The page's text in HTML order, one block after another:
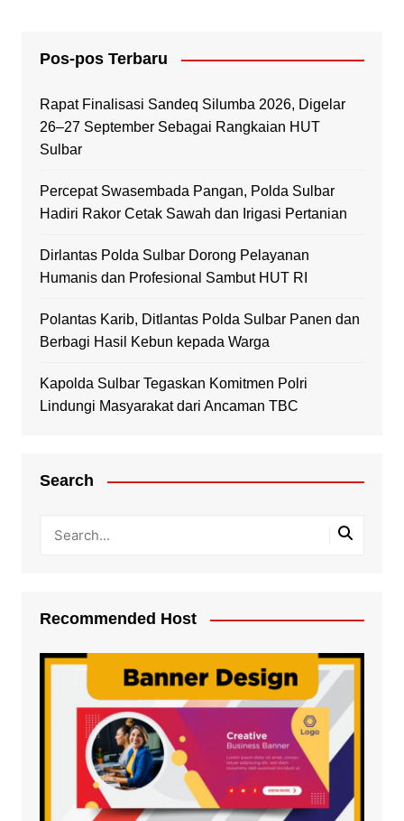
Pos-pos Terbaru
Rapat Finalisasi Sandeq Silumba 2026, Digelar
26–27 September Sebagai Rangkaian HUT
Sulbar
Percepat Swasembada Pangan, Polda Sulbar
Hadiri Rakor Cetak Sawah dan Irigasi Pertanian
Dirlantas Polda Sulbar Dorong Pelayanan
Humanis dan Profesional Sambut HUT RI
Polantas Karib, Ditlantas Polda Sulbar Panen dan
Berbagi Hasil Kebun kepada Warga
Kapolda Sulbar Tegaskan Komitmen Polri
Lindungi Masyarakat dari Ancaman TBC
Search
Recommended Host